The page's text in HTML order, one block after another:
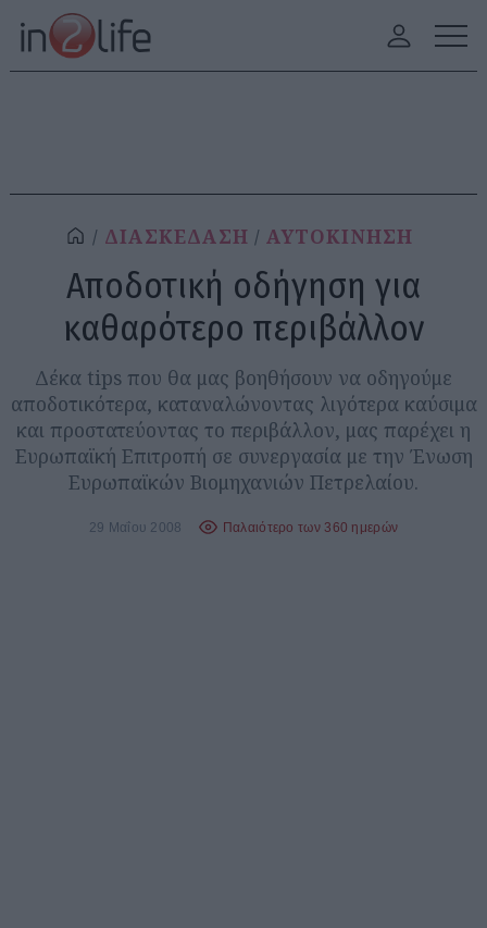
ΔΙΑΣΚΕΔΑΣΗ ΑΥΤΟΚΙΝΗΣΗ
Αποδοτική οδήγηση για
καθαρότερο περιβάλλον
Δέκα tips που θα μας βοηθήσουν να οδηγούμε
αποδοτικότερα, καταναλώνοντας λιγότερα καύσιμα
και προστατεύοντας το περιβάλλον, μας παρέχει η
Ευρωπαϊκή Επιτροπή σε συνεργασία με την Ένωση
Ευρωπαϊκών Βιομηχανιών Πετρελαίου.
29 Μαΐου 2008 Παλαιότερο των 360 ημερών